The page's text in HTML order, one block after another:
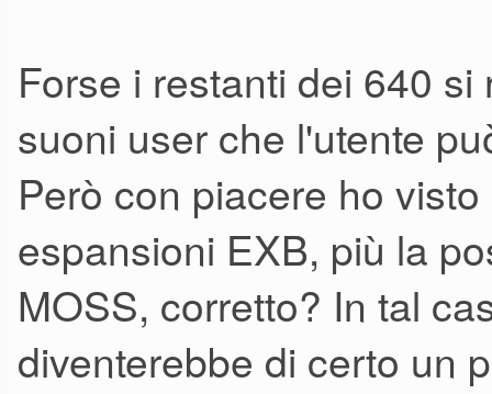
Forse i restanti dei 640
suoni user che l'utente
Però con piacere ho
espansioni EXB, più la
MOSS, corretto? In tal
diventerebbe di certo un